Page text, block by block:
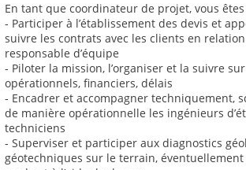
En tant que coordinateur de projet, vous
- Participer à l’établissement des devis et
suivre les contrats avec les clients en
responsable d’équipe
- Piloter la mission, l’organiser et la suivre
opérationnels, financiers, délais
- Encadrer et accompagner techniquement,
de manière opérationnelle les ingénieurs
techniciens
- Superviser et participer aux diagnostics
géotechniques sur le terrain, éventuellement